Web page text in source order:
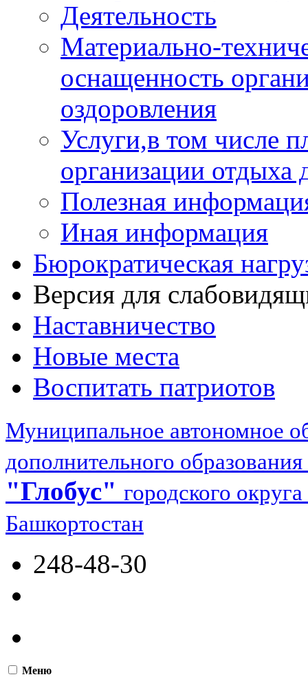
Деятельность
Материально-
оснащенность
оздоровления
Услуги,в том числе
организации отдыха
Полезная
Иная информация
Бюрократическая
Версия для
Наставничество
Новые места
Воспитать патриотов
Муниципальное автономное
дополнительного образования
"Глобус" городского
Башкортостан
248-48-30
Меню